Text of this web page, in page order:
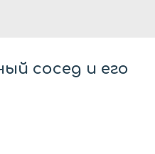
сосед и его